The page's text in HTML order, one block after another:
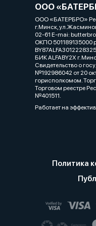
ООО
ООО «БАТЕРБРО»
г.Минск,
02-61 E-mai:
ОКПО 501189135000
БИК ALFABY2X г.
Свидетельство о
№192986042 от 20
горисполкомом.
Торговом реестре
№401511.
Работает на
Политика